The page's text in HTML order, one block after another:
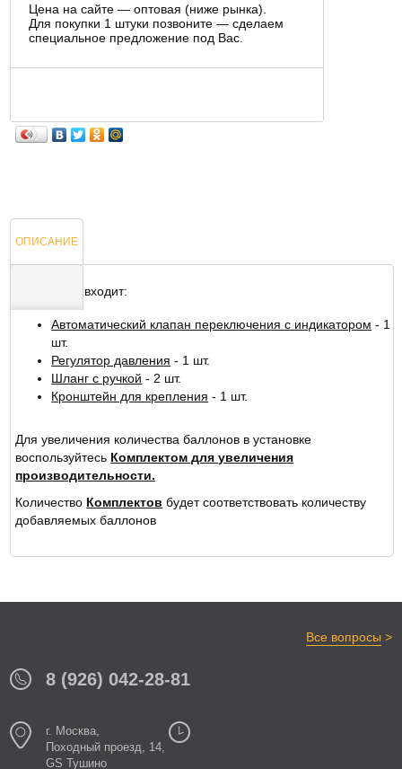
Цена на сайте — оптовая (ниже рынка).
Для покупки 1 штуки позвоните — сделаем
специальное предложение под Вас.
ОПИСАНИЕ
ОТЗЫВЫ
В комплект входит:
Автоматический клапан переключения с индикатором - 1
шт.
Регулятор давления - 1 шт.
Шланг с ручкой - 2 шт.
Кронштейн для крепления - 1 шт.
Для увеличения количества баллонов в установке
воспользуйтесь Комплектом для увеличения
производительности.
Количество Комплектов будет соответствовать количеству
добавляемых баллонов
Все вопросы >
8 (926) 042-28-81
г. Москва,
Походный проезд, 14,
GS Тушино